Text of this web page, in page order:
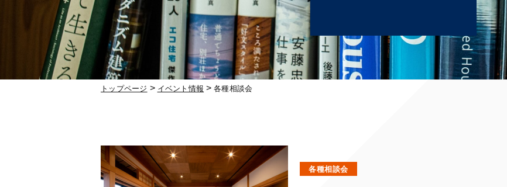
トップページ > イベント情報 >各種相談会
各種相談会